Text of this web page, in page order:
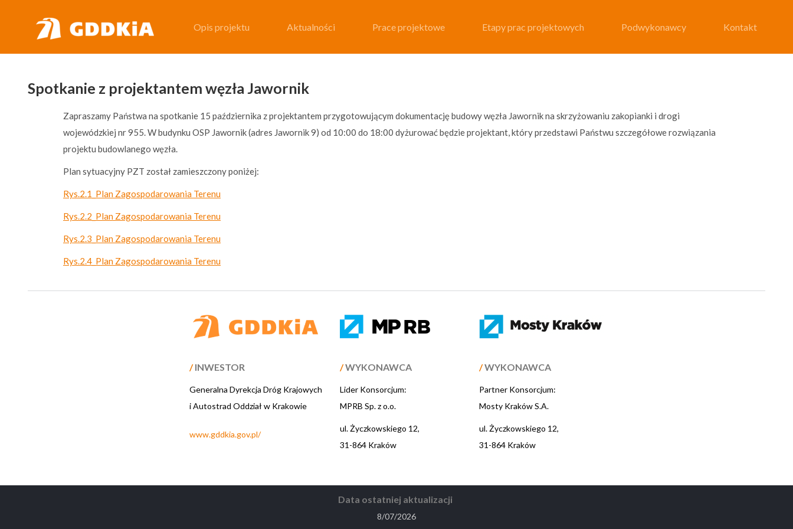
Opis projektu Aktualności Prace projektowe Etapy prac projektowych Podwykonawcy Kontakt
Spotkanie z projektantem węzła Jawornik
Zapraszamy Państwa na spotkanie 15 października z projektantem przygotowującym dokumentację budowy węzła Jawornik na skrzyżowaniu zakopianki i drogi
wojewódzkiej nr 955. W budynku OSP Jawornik (adres Jawornik 9) od 10:00 do 18:00 dyżurować będzie projektant, który przedstawi Państwu szczegółowe rozwiązania
projektu budowlanego węzła.
Plan sytuacyjny PZT został zamieszczony poniżej:
Rys.2.1_Plan Zagospodarowania Terenu
Rys.2.2_Plan Zagospodarowania Terenu
Rys.2.3_Plan Zagospodarowania Terenu
Rys.2.4_Plan Zagospodarowania Terenu
/INWESTOR
Generalna Dyrekcja Dróg Krajowych
i Autostrad Oddział w Krakowie
www.gddkia.gov.pl/
/WYKONAWCA
Lider Konsorcjum:
MPRB Sp. z o.o.
ul. Życzkowskiego 12,
31-864 Kraków
/WYKONAWCA
Partner Konsorcjum:
Mosty Kraków S.A.
ul. Życzkowskiego 12,
31-864 Kraków
Data ostatniej aktualizacji
8/07/2026
Opis projektu Aktualności Prace projektowe Etapy prac projektowych Podwykonawcy Kontakt